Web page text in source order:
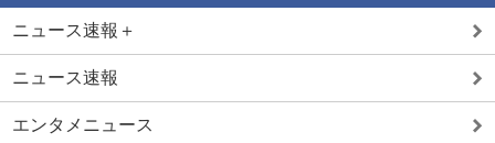
ニュース速報＋
ニュース速報
エンタメニュース